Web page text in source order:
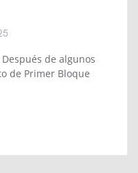
de algunos
de Primer Bloque